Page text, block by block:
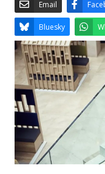
Email
Bluesky